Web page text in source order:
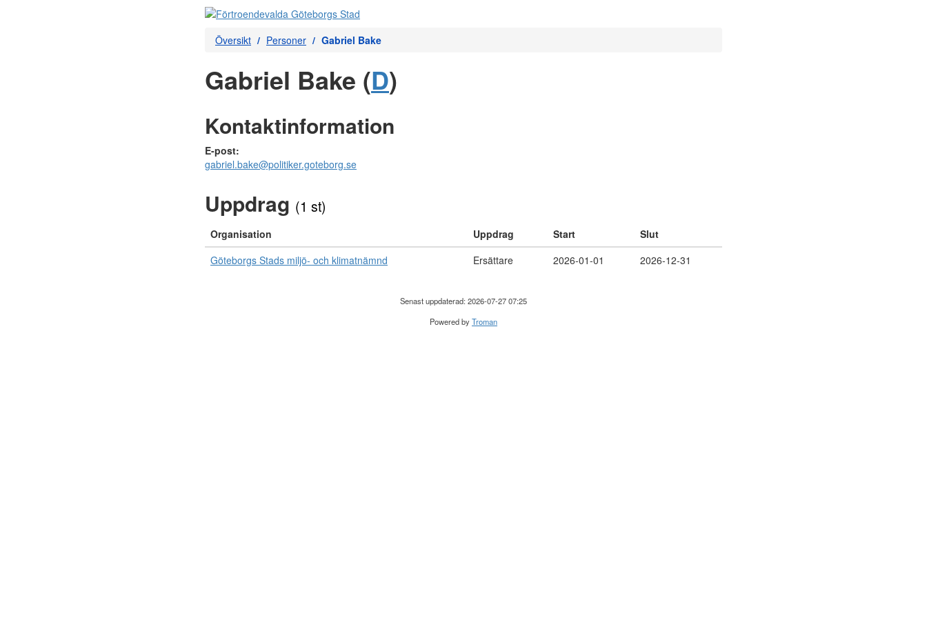
Översikt Personer Gabriel Bake
Gabriel Bake (D)
Kontaktinformation
E-post:
gabriel.bake@politiker.goteborg.se
Uppdrag (1 st)
Organisation Uppdrag Start
Slut
Göteborgs Stads miljö- och klimatnämnd
Ersättare 2026-01-01 2026-12-31
Senast uppdaterad: 2026-07-27 07:25
Powered byTroman